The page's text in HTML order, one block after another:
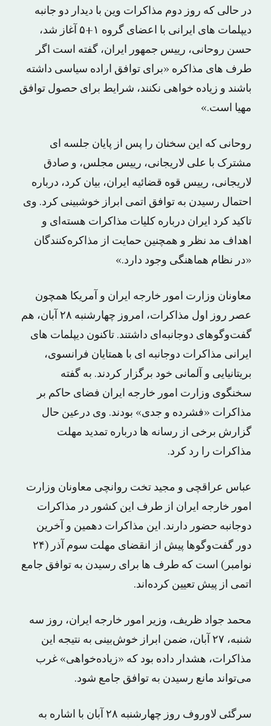
در حالی که روز دوم مذاکرات وین با دیدار دو جانبه
دیپلمات های ایرانی با اعضای گروه ۱+۵ آغاز شد،
حسن روحانی، رییس جمهور ایران، گفته است اگر
طرف های مذاکره «برای توافق اراده سیاسی داشته
باشند و زیاده خواهی نکنند، شرایط برای حصول توافق
مهیا است.»
روحانی که این سخنان را پس از پایان جلسه ای
مشترک با علی لاریجانی، رییس مجلس، و صادق
لاریجانی، رییس قوه قضائیه ایران، بیان کرد، درباره
احتمال رسیدن به توافق اتمی ابراز خوشبینی کرد. وی
تاکید کرد ایران درباره کلیات مذاکرات هسته‌ای و
اهداف مد نظر و همچنین حمایت از مذاکره‌کنندگان
«در نظام هماهنگی وجود دارد.»
معاونان وزارت امور خارجه ایران و آمریکا همچون
عصر روز اول مذاکرات، امروز چهارشنبه ۲۸ آبان، هم
گفت‌و‌گوهای دوجانبه‌ای داشتند. تاکنون دیپلمات های
ایرانی مذاکرات دوجانبه ای با همتایان فرانسوی،
بریتانیایی و آلمانی خود برگزار کردند. به گفته
سخنگوی وزارت امور خارجه ایران فضای حاکم بر
مذاکرات «فشرده و جدی» بودند. وی درعین حال
گزارش برخی از رسانه ها درباره تمدید مهلت
مذاکرات را رد کرد.
عباس عراقچی و مجید تخت روانچی معاونان وزارت
امور خارجه ایران از طرف این کشور در مذاکرات
دوجانبه حضور دارند. این مذاکرات دهمین و آخرین
دور گفت‌و‌گوها پیش از انقضای مهلت سوم آذر (۲۴
نوامبر) است که طرف ها برای رسیدن به توافق جامع
اتمی از پیش تعیین کرده‌اند.
محمد جواد ظریف، وزیر امور خارجه ایران، روز سه
شنبه، ۲۷ آبان، ضمن ابراز خوش‌بینی به نتیجه این
مذاکرات، هشدار داده بود که «زیاد‌ه‌خواهی» غرب
می‌تواند مانع رسیدن به توافق جامع شود.
سرگئی لاوروف روز چهارشنبه ۲۸ آبان با اشاره به